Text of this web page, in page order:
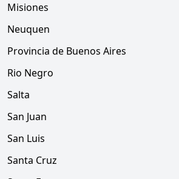
Misiones
Neuquen
Provincia de Buenos Aires
Rio Negro
Salta
San Juan
San Luis
Santa Cruz